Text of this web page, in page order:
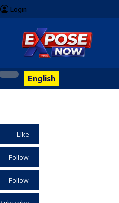
Login
English
Like
Follow
Follow